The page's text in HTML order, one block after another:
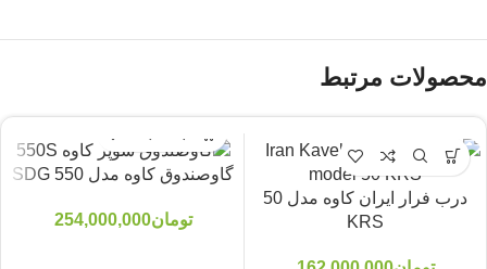
محصولات مرتبط
درب فرار ایران کاوه مدل 50
KRS
گاوصندوق کاوه مدل 550 SDG
تومان254,000,000